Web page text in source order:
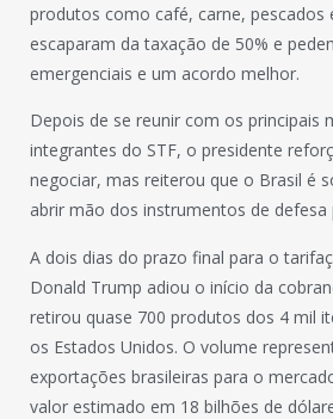
produtos como café, carne, pescados
escaparam da taxação de 50% e
emergenciais e um acordo melhor.
Depois de se reunir com os principais
integrantes do STF, o presidente
negociar, mas reiterou que o Brasil é
abrir mão dos instrumentos de defesa
A dois dias do prazo final para o
Donald Trump adiou o início da
retirou quase 700 produtos dos 4 mil
os Estados Unidos. O volume
exportações brasileiras para o
valor estimado em 18 bilhões de